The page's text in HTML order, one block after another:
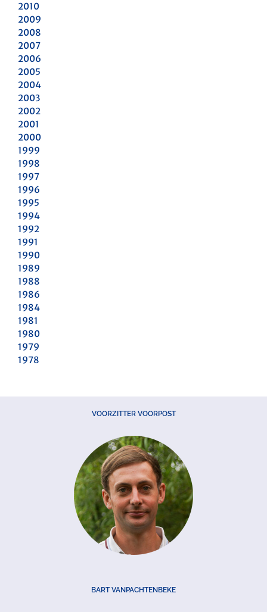
2010
2009
2008
2007
2006
2005
2004
2003
2002
2001
2000
1999
1998
1997
1996
1995
1994
1992
1991
1990
1989
1988
1986
1984
1981
1980
1979
1978
VOORZITTER VOORPOST
BART VANPACHTENBEKE